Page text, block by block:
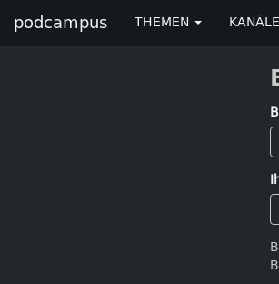
podcampus THEMEN KANÄLE